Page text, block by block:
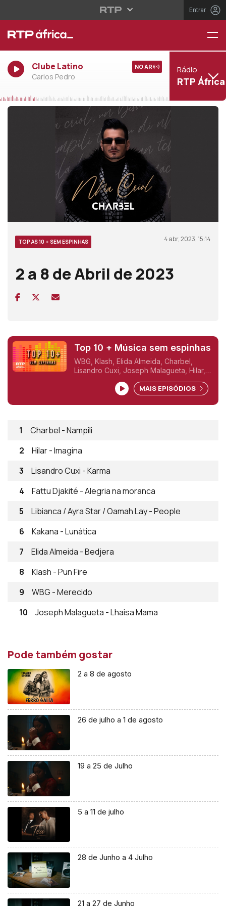
Entrar
Clube Latino
Carlos Pedro
NO AR Rádio
RTP África
TOP AS 10 + SEM ESPINHAS 4 abr, 2023, 15:14
2 a 8 de Abril de 2023
Top 10 + Música sem espinhas
WBG, Klash, Elida Almeida, Charbel,
Lisandro Cuxi, Joseph Malagueta, Hilar,
MAIS EPISÓDIOS
1
Charbel - Nampili
2
Hilar - Imagina
3
Lisandro Cuxi - Karma
4
Fattu Djakité - Alegria na moranca
5
Libianca / Ayra Star / Oamah Lay - People
6
Kakana - Lunática
7
Elida Almeida - Bedjera
8
Klash - Pun Fire
9
WBG - Merecido
10
Joseph Malagueta - Lhaisa Mama
Pode também gostar
2 a 8 de agosto
26 de julho a 1 de agosto
19 a 25 de Julho
5 a 11 de julho
28 de Junho a 4 Julho
21 a 27 de Junho